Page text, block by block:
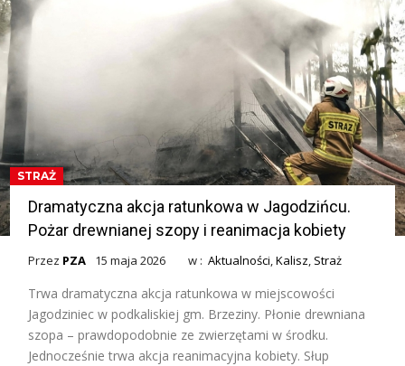
STRAŻ
Dramatyczna akcja ratunkowa w Jagodzińcu.
Pożar drewnianej szopy i reanimacja kobiety
Przez PZA 15 maja 2026 w :Aktualności ,Kalisz Straż
Trwa dramatyczna akcja ratunkowa w miejscowości
Jagodziniec w podkaliskiej gm. Brzeziny. Płonie drewniana
szopa – prawdopodobnie ze zwierzętami w środku.
Jednocześnie trwa akcja reanimacyjna kobiety. Słup